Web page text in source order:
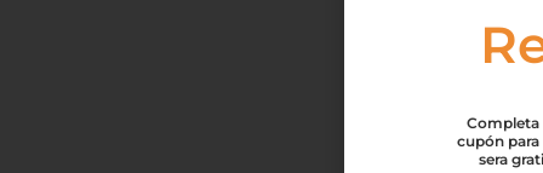
Completa
cupón para
sera